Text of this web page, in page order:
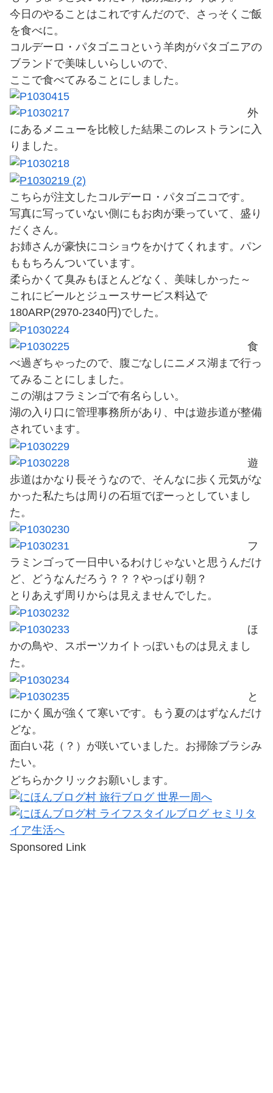
今日のやることはこれですんだので、さっそくご飯
を食べに。
コルデーロ・パタゴニコという羊肉がパタゴニアの
ブランドで美味しいらしいので、
ここで食べてみることにしました。
外
にあるメニューを比較した結果このレストランに入
りました。
こちらが注文したコルデーロ・パタゴニコです。
写真に写っていない側にもお肉が乗っていて、盛り
だくさん。
お姉さんが豪快にコショウをかけてくれます。パン
ももちろんついています。
柔らかくて臭みもほとんどなく、美味しかった～
これにビールとジュースサービス料込で
180ARP(2970-2340円)でした。
食
べ過ぎちゃったので、腹ごなしにニメス湖まで行っ
てみることにしました。
この湖はフラミンゴで有名らしい。
湖の入り口に管理事務所があり、中は遊歩道が整備
されています。
遊
歩道はかなり長そうなので、そんなに歩く元気がな
かった私たちは周りの石垣でぼーっとしていまし
た。
フ
ラミンゴって一日中いるわけじゃないと思うんだけ
ど、どうなんだろう？？？やっぱり朝？
とりあえず周りからは見えませんでした。
ほ
かの鳥や、スポーツカイトっぽいものは見えまし
た。
と
にかく風が強くて寒いです。もう夏のはずなんだけ
どな。
面白い花（？）が咲いていました。お掃除ブラシみ
たい。
どちらかクリックお願いします。
Sponsored Link